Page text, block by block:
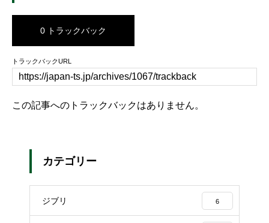
0 トラックバック
トラックバックURL
この記事へのトラックバックはありません。
カテゴリー
ジブリ 6